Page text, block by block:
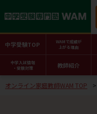
中学受験TOP
WAMで成績が
上がる理由
中学入試情報
・受験対策
教師紹介
オンライン家庭教師WAM TOP